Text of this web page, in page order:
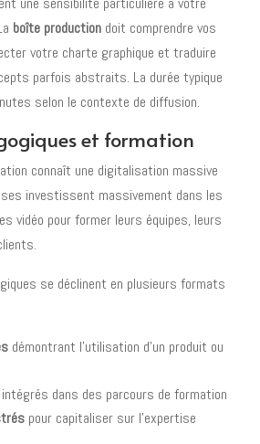
boîte productiondoit comprendre vos
votre charte graphique et traduire
parfois abstraits. La durée typique
selon le contexte de diffusion.
et formation
connaît une digitalisation massive
investissent massivement dans les
vidéo pour former leurs équipes, leurs
se déclinent en plusieurs formats
démontrant l'utilisation d'un produit ou
dans des parcours de formation
pour capitaliser sur l'expertise